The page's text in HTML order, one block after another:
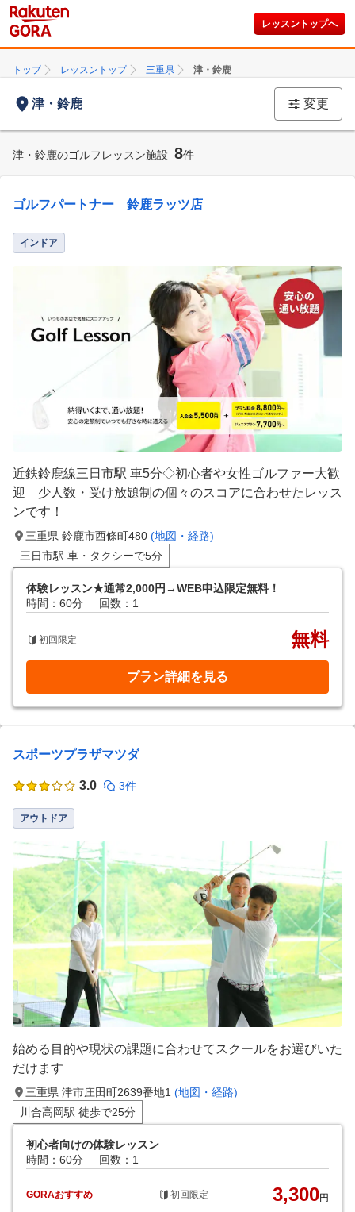
レッスントップへ
トップ レッスントップ 三重県 津・鈴鹿
津・鈴鹿 変更
津・鈴鹿のゴルフレッスン施設 8件
ゴルフパートナー 鈴鹿ラッツ店
インドア
近鉄鈴鹿線三日市駅 車5分◇初心者や女性ゴルファー大歓
迎 少人数・受け放題制の個々のスコアに合わせたレッス
ンです！
三重県 鈴鹿市西條町480 (地図・経路)
三日市駅 車・タクシーで5分
体験レッスン★通常2,000円→WEB申込限定無料！
時間：60分
回数：1
初回限定 無料
プラン詳細を見る
スポーツプラザマツダ
3.0 3件
アウトドア
始める目的や現状の課題に合わせてスクールをお選びいた
だけます
三重県 津市庄田町2639番地1 (地図・経路)
川合高岡駅 徒歩で25分
初心者向けの体験レッスン
時間：60分
回数：1
GORAおすすめ 初回限定 3,300円